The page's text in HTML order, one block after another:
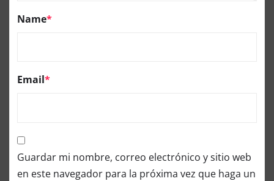
Name*
Email*
Guardar mi nombre, correo electrónico y sitio web
en este navegador para la próxima vez que haga un